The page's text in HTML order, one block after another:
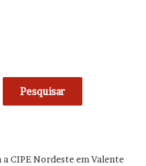
Pesquisar
CIPE Nordeste em Valente